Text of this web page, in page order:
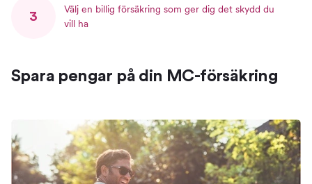
3
Välj en billig försäkring som ger dig det skydd du
vill ha
Spara pengar på din MC-försäkring